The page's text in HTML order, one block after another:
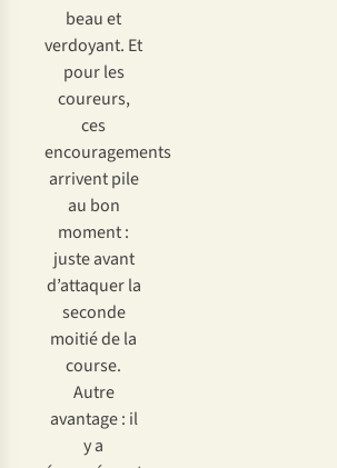
beau et
verdoyant. Et
pour les
coureurs,
ces
encouragements
arrivent pile
au bon
moment :
juste avant
d’attaquer la
seconde
moitié de la
course.
Autre
avantage : il
y a